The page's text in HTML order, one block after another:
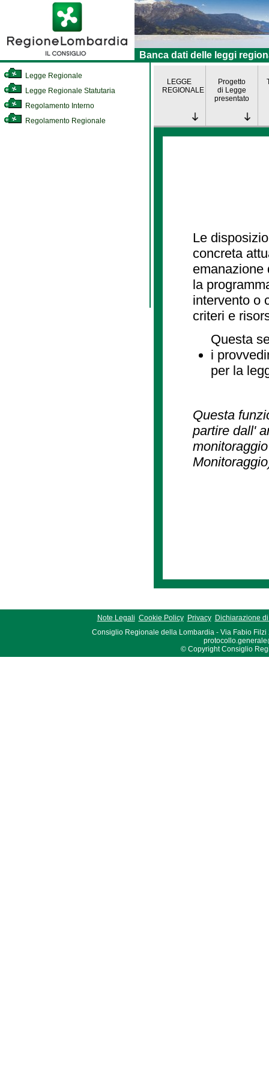
Banca dati delle leggi
Legge Regionale
Legge Regionale Statutaria
Regolamento Interno
Regolamento Regionale
LEGGE
REGIONALE
Progetto
di Legge
presentato
Le
concreta
emanazione
la
intervento o
criteri e
Questa
i
per la
Questa
partire dall'
Note Legali Cookie Policy Privacy
Dichiarazione
Consiglio Regionale della Lombardia - Via Fabio Filzi
© Copyright Consiglio